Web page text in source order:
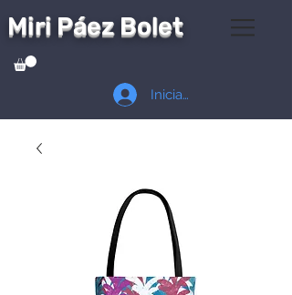
Miri Páez Bolet
Iniciar sesión